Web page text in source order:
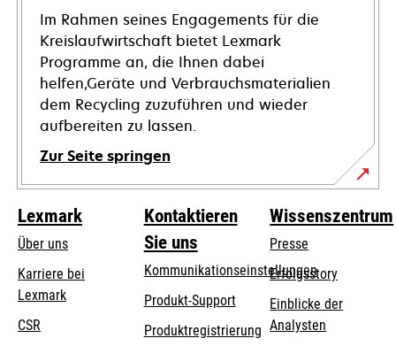
Im Rahmen seines Engagements für die
Kreislaufwirtschaft bietet Lexmark
Programme an, die Ihnen dabei
helfen,Geräte und Verbrauchsmaterialien
dem Recycling zuzuführen und wieder
aufbereiten zu lassen.
Zur Seite springen
Lexmark
Über uns
Karriere bei
Lexmark
CSR
Kontaktieren
Sie uns
Kommunikationseinstellungen
wird
in
einer
Produkt-Supportwird
einer
Produktregistrierung
Wissenszentrum
Presse
Erfolgsstory
Einblicke der
Analysten